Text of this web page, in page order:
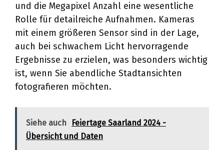
und die Megapixel Anzahl eine wesentliche
Rolle für detailreiche Aufnahmen. Kameras
mit einem größeren Sensor sind in der Lage,
auch bei schwachem Licht hervorragende
Ergebnisse zu erzielen, was besonders wichtig
ist, wenn Sie abendliche Stadtansichten
fotografieren möchten.
Siehe auch
Feiertage Saarland 2024 -
Übersicht und Daten